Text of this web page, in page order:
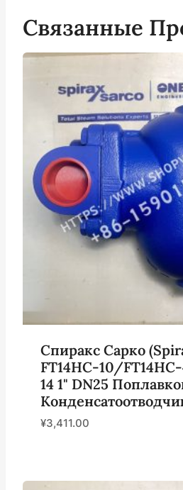
Связанные
Спиракс Сарко
FT14HC-10/
14 1" DN25
¥3,411.00